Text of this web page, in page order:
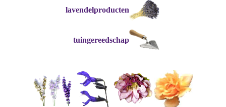
lavendelproducten
tuingereedschap